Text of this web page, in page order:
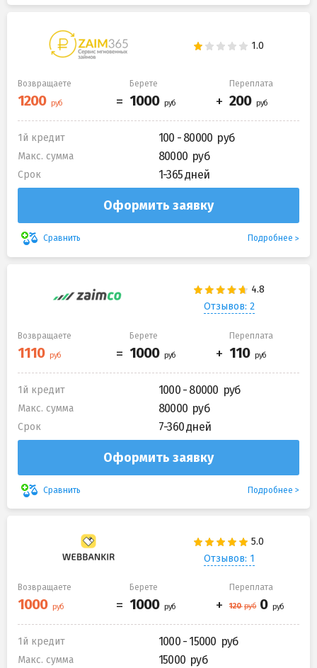
Возвращаете Берете Переплата
1й кредит 100 - 80000
Макс. сумма 80000
Срок 1-365 дней
Оформить заявку
Сравнить Подробнее
Отзывов: 2
Возвращаете Берете Переплата
1й кредит 1000 - 80000
Макс. сумма 80000
Срок 7-360 дней
Оформить заявку
Сравнить Подробнее
Отзывов: 1
Возвращаете Берете Переплата
1й кредит 1000 - 15000
Макс. сумма 15000